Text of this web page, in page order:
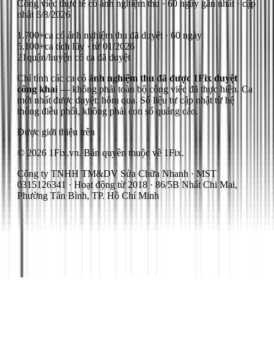
Công việc thực tế có ảnh nghiệm thu · 60 ngày gần nhất · cập
nhật 6/8/2026
1.700+ca có ảnh nghiệm thu đã duyệt · 60 ngày
5.100+ca tích lũy · từ 01/2026
21quận/huyện có ca đã duyệt
Chỉ tính các ca có ảnh nghiệm thu đã được 1Fix duyệt
công khai — không phải toàn bộ công việc đã thực hiện. Ca
mới nhất được duyệt: hôm qua. Số liệu tự cập nhật từ hệ
thống điều phối, không phải con số quảng cáo.
Được giới thiệu trên
© 2026 1Fix.vn. Bản quyền thuộc về 1Fix.
Công ty TNHH TM&DV Sửa Chữa Nhanh · MST
0315126341 · Hoạt động từ 2018 · 86/5B Nhất Chi Mai,
Phường Tân Bình, TP. Hồ Chí Minh